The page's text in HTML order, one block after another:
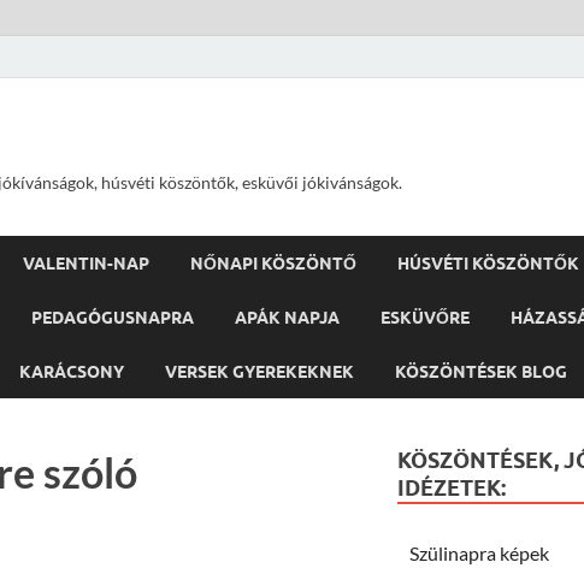
húsvéti köszöntők, esküvői jókivánságok.
VALENTIN-NAP NŐNAPI KÖSZÖNTŐ HÚSVÉTI KÖSZÖNTŐK
PEDAGÓGUSNAPRA APÁK NAPJA ESKÜVŐRE
KARÁCSONY VERSEK GYEREKEKNEK KÖSZÖNTÉSEK BLOG
szóló
KÖSZÖNTÉSEK,
IDÉZETEK:
Szülinapra képek